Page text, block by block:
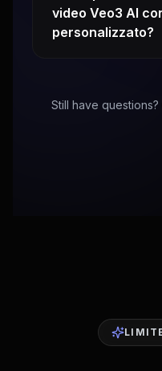
video Veo3 AI
personalizzato?
Still have questions?